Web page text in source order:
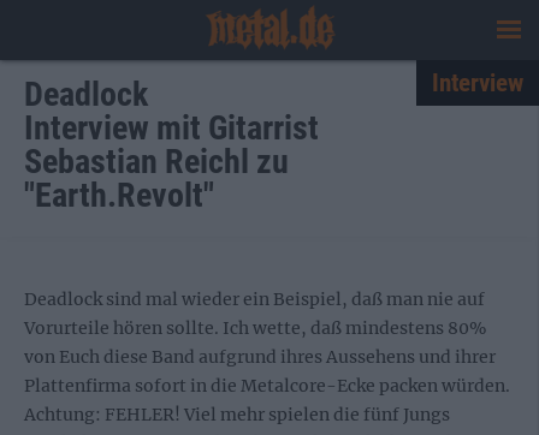
Deadlock
Interview mit Gitarrist
Sebastian Reichl zu
"Earth.Revolt"
Interview
Deadlock sind mal wieder ein Beispiel, daß man nie auf
Vorurteile hören sollte. Ich wette, daß mindestens 80%
von Euch diese Band aufgrund ihres Aussehens und ihrer
Plattenfirma sofort in die Metalcore-Ecke packen würden.
Achtung: FEHLER! Viel mehr spielen die fünf Jungs